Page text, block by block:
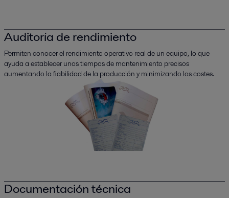
Auditoría de rendimiento
Permiten conocer el rendimiento operativo real de un equipo, lo que
ayuda a establecer unos tiempos de mantenimiento precisos
aumentando la fiabilidad de la producción y minimizando los costes.
Documentación técnica